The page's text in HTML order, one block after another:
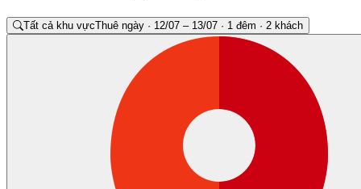
Tất cả khu vựcThuê ngày · 12/07 – 13/07 · 1 đêm · 2 khách